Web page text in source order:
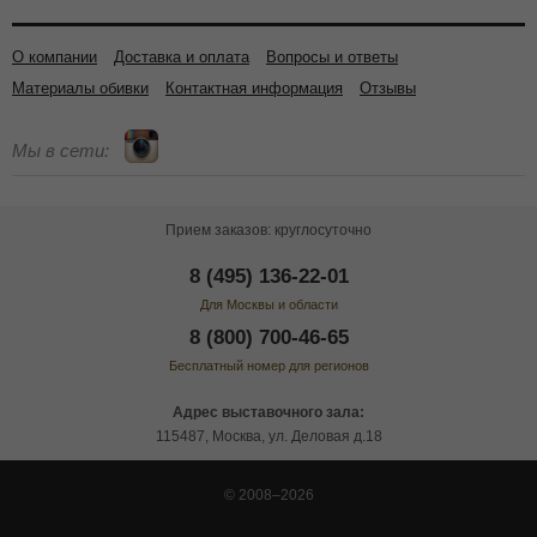
О компании Доставка и оплата
Вопросы и ответы
Материалы обивки
Контактная информация Отзывы
Мы в сети:
Прием заказов: круглосуточно
8 (495) 136-22-01
Для Москвы и области
8 (800) 700-46-65
Бесплатный номер для регионов
Адрес выставочного зала:
115487, Москва, ул. Деловая д.18
© 2008–2026